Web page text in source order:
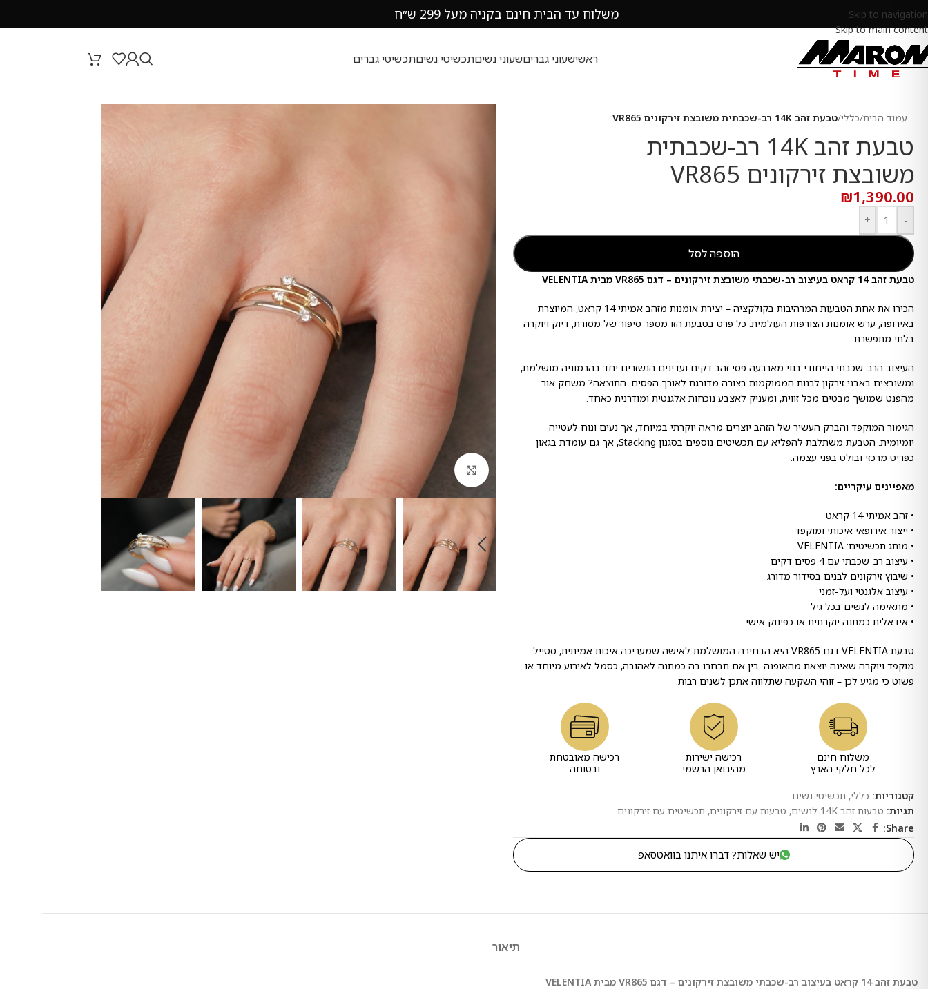
Skip to navigation
Skip to main content
משלוח עד הבית חינם בקניה מעל 299 ש״ח
ראשישעוני גבריםשעוני נשיםתכשיטי נשיםתכשיטי גברים
עמוד הבית/כללי/טבעת זהב 14K רב-שכבתית משובצת זירקונים VR865
טבעת זהב 14K רב-שכבתית
משובצת זירקונים VR865
₪1,390.00
-
+
הוספה לסל
טבעת זהב 14 קראט בעיצוב רב-שכבתי משובצת זירקונים – דגם VR865 מבית VELENTIA
הכירו את אחת הטבעות המרהיבות בקולקציה – יצירת אומנות מזהב אמיתי 14 קראט, המיוצרת
באירופה, ערש אומנות הצורפות העולמית. כל פרט בטבעת הזו מספר סיפור של מסורת, דיוק ויוקרה
בלתי מתפשרת.
העיצוב הרב-שכבתי הייחודי בנוי מארבעה פסי זהב דקים ועדינים הנשזרים יחד בהרמוניה מושלמת,
ומשובצים באבני זירקון לבנות הממוקמות בצורה מדורגת לאורך הפסים. התוצאה? משחק אור
מהפנט שמושך מבטים מכל זווית, ומעניק לאצבע נוכחות אלגנטית ומודרנית כאחד.
הגימור המוקפד והברק העשיר של הזהב יוצרים מראה יוקרתי במיוחד, אך נעים ונוח לעטייה
יומיומית. הטבעת משתלבת להפליא עם תכשיטים נוספים בסגנון Stacking, אך גם עומדת בגאון
כפריט מרכזי ובולט בפני עצמה.
מאפיינים עיקריים:
• זהב אמיתי 14 קראט
• ייצור אירופאי איכותי ומוקפד
• מותג תכשיטים: VELENTIA
• עיצוב רב-שכבתי עם 4 פסים דקים
• שיבוץ זירקונים לבנים בסידור מדורג
• עיצוב אלגנטי ועל-זמני
• מתאימה לנשים בכל גיל
• אידאלית כמתנה יוקרתית או כפינוק אישי
טבעת VELENTIA דגם VR865 היא הבחירה המושלמת לאישה שמעריכה איכות אמיתית, סטייל
מוקפד ויוקרה שאינה יוצאת מהאופנה. בין אם תבחרו בה כמתנה לאהובה, כסמל לאירוע מיוחד או
פשוט כי מגיע לכן – זוהי השקעה שתלווה אתכן לשנים רבות.
משלוח חינם
לכל חלקי הארץ
רכישה ישירות
מהיבואן הרשמי
רכישה מאובטחת
ובטוחה
קטגוריות: כללי, תכשיטי נשים
תגיות: טבעות זהב 14K לנשים , טבעות עם זירקונים, תכשיטים עם זירקונים
Share:
יש שאלות? דברו איתנו בוואטסאפ
לחץ להגדלה
תיאור
טבעת זהב 14 קראט בעיצוב רב-שכבתי משובצת זירקונים – דגם VR865 מבית VELENTIA